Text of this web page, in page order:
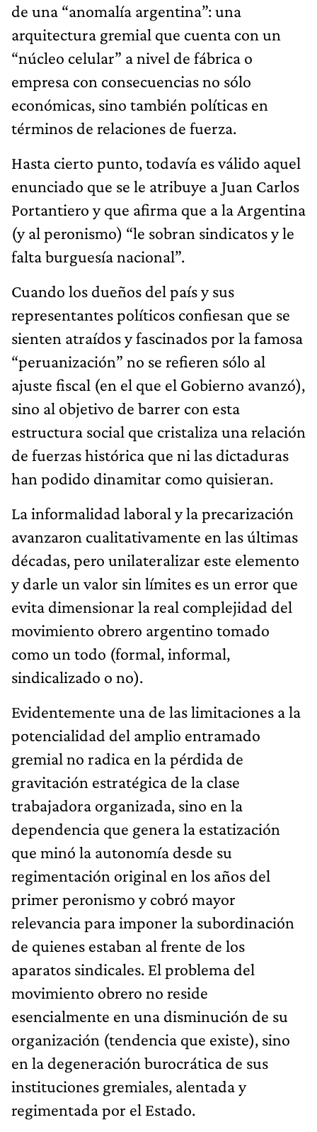
de una “anomalía argentina”: una
arquitectura gremial que cuenta con un
“núcleo celular” a nivel de fábrica o
empresa con consecuencias no sólo
económicas, sino también políticas en
términos de relaciones de fuerza.
Hasta cierto punto, todavía es válido aquel
enunciado que se le atribuye a Juan Carlos
Portantiero y que afirma que a la Argentina
(y al peronismo) “le sobran sindicatos y le
falta burguesía nacional”.
Cuando los dueños del país y sus
representantes políticos confiesan que se
sienten atraídos y fascinados por la famosa
“peruanización” no se refieren sólo al
ajuste fiscal (en el que el Gobierno avanzó),
sino al objetivo de barrer con esta
estructura social que cristaliza una relación
de fuerzas histórica que ni las dictaduras
han podido dinamitar como quisieran.
La informalidad laboral y la precarización
avanzaron cualitativamente en las últimas
décadas, pero unilateralizar este elemento
y darle un valor sin límites es un error que
evita dimensionar la real complejidad del
movimiento obrero argentino tomado
como un todo (formal, informal,
sindicalizado o no).
Evidentemente una de las limitaciones a la
potencialidad del amplio entramado
gremial no radica en la pérdida de
gravitación estratégica de la clase
trabajadora organizada, sino en la
dependencia que genera la estatización
que minó la autonomía desde su
regimentación original en los años del
primer peronismo y cobró mayor
relevancia para imponer la subordinación
de quienes estaban al frente de los
aparatos sindicales. El problema del
movimiento obrero no reside
esencialmente en una disminución de su
organización (tendencia que existe), sino
en la degeneración burocrática de sus
instituciones gremiales, alentada y
regimentada por el Estado.